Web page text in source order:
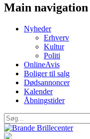
Main navigation
Nyheder
Erhverv
Kultur
Politi
OnlineAvis
Boliger til salg
Dødsannoncer
Kalender
Åbningstider